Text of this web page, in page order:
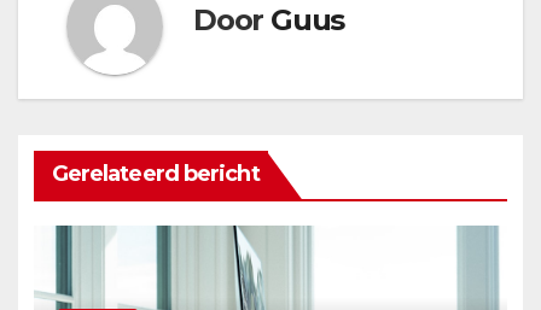
Door Guus
Gerelateerd bericht